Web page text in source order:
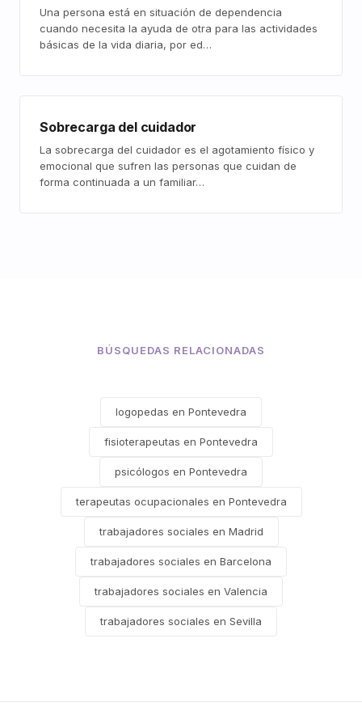
Una persona está en situación de dependencia
cuando necesita la ayuda de otra para las actividades
básicas de la vida diaria, por ed…
Sobrecarga del cuidador
La sobrecarga del cuidador es el agotamiento físico y
emocional que sufren las personas que cuidan de
forma continuada a un familiar…
BÚSQUEDAS RELACIONADAS
logopedas en Pontevedra
fisioterapeutas en Pontevedra
psicólogos en Pontevedra
terapeutas ocupacionales en Pontevedra
trabajadores sociales en Madrid
trabajadores sociales en Barcelona
trabajadores sociales en Valencia
trabajadores sociales en Sevilla